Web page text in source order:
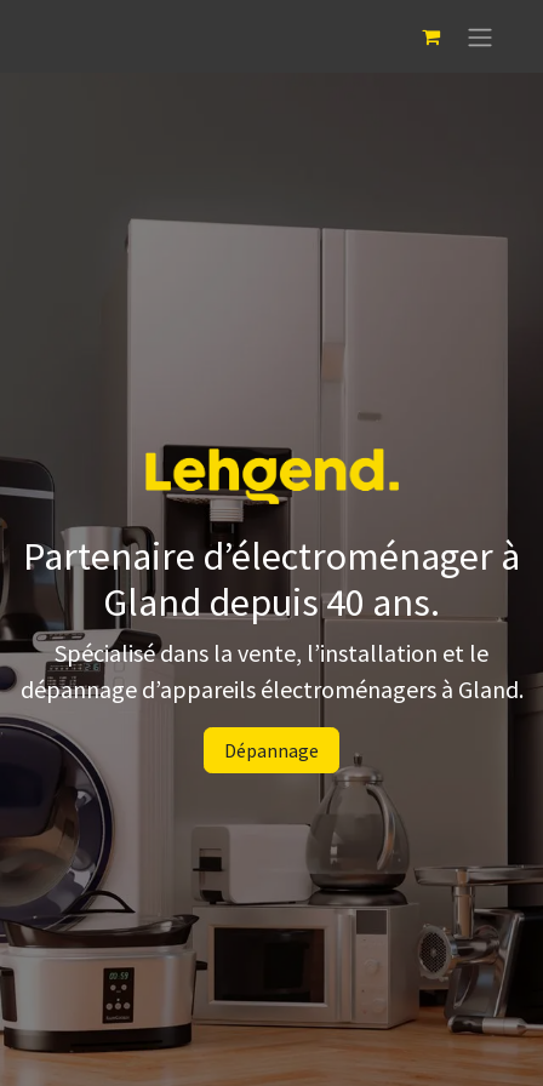
Partenaire d’électroménager à
Gland depuis 40 ans.
Spécialisé dans la vente, l’installation et le
dépannage d’appareils électroménagers à Gland.
Dépannage